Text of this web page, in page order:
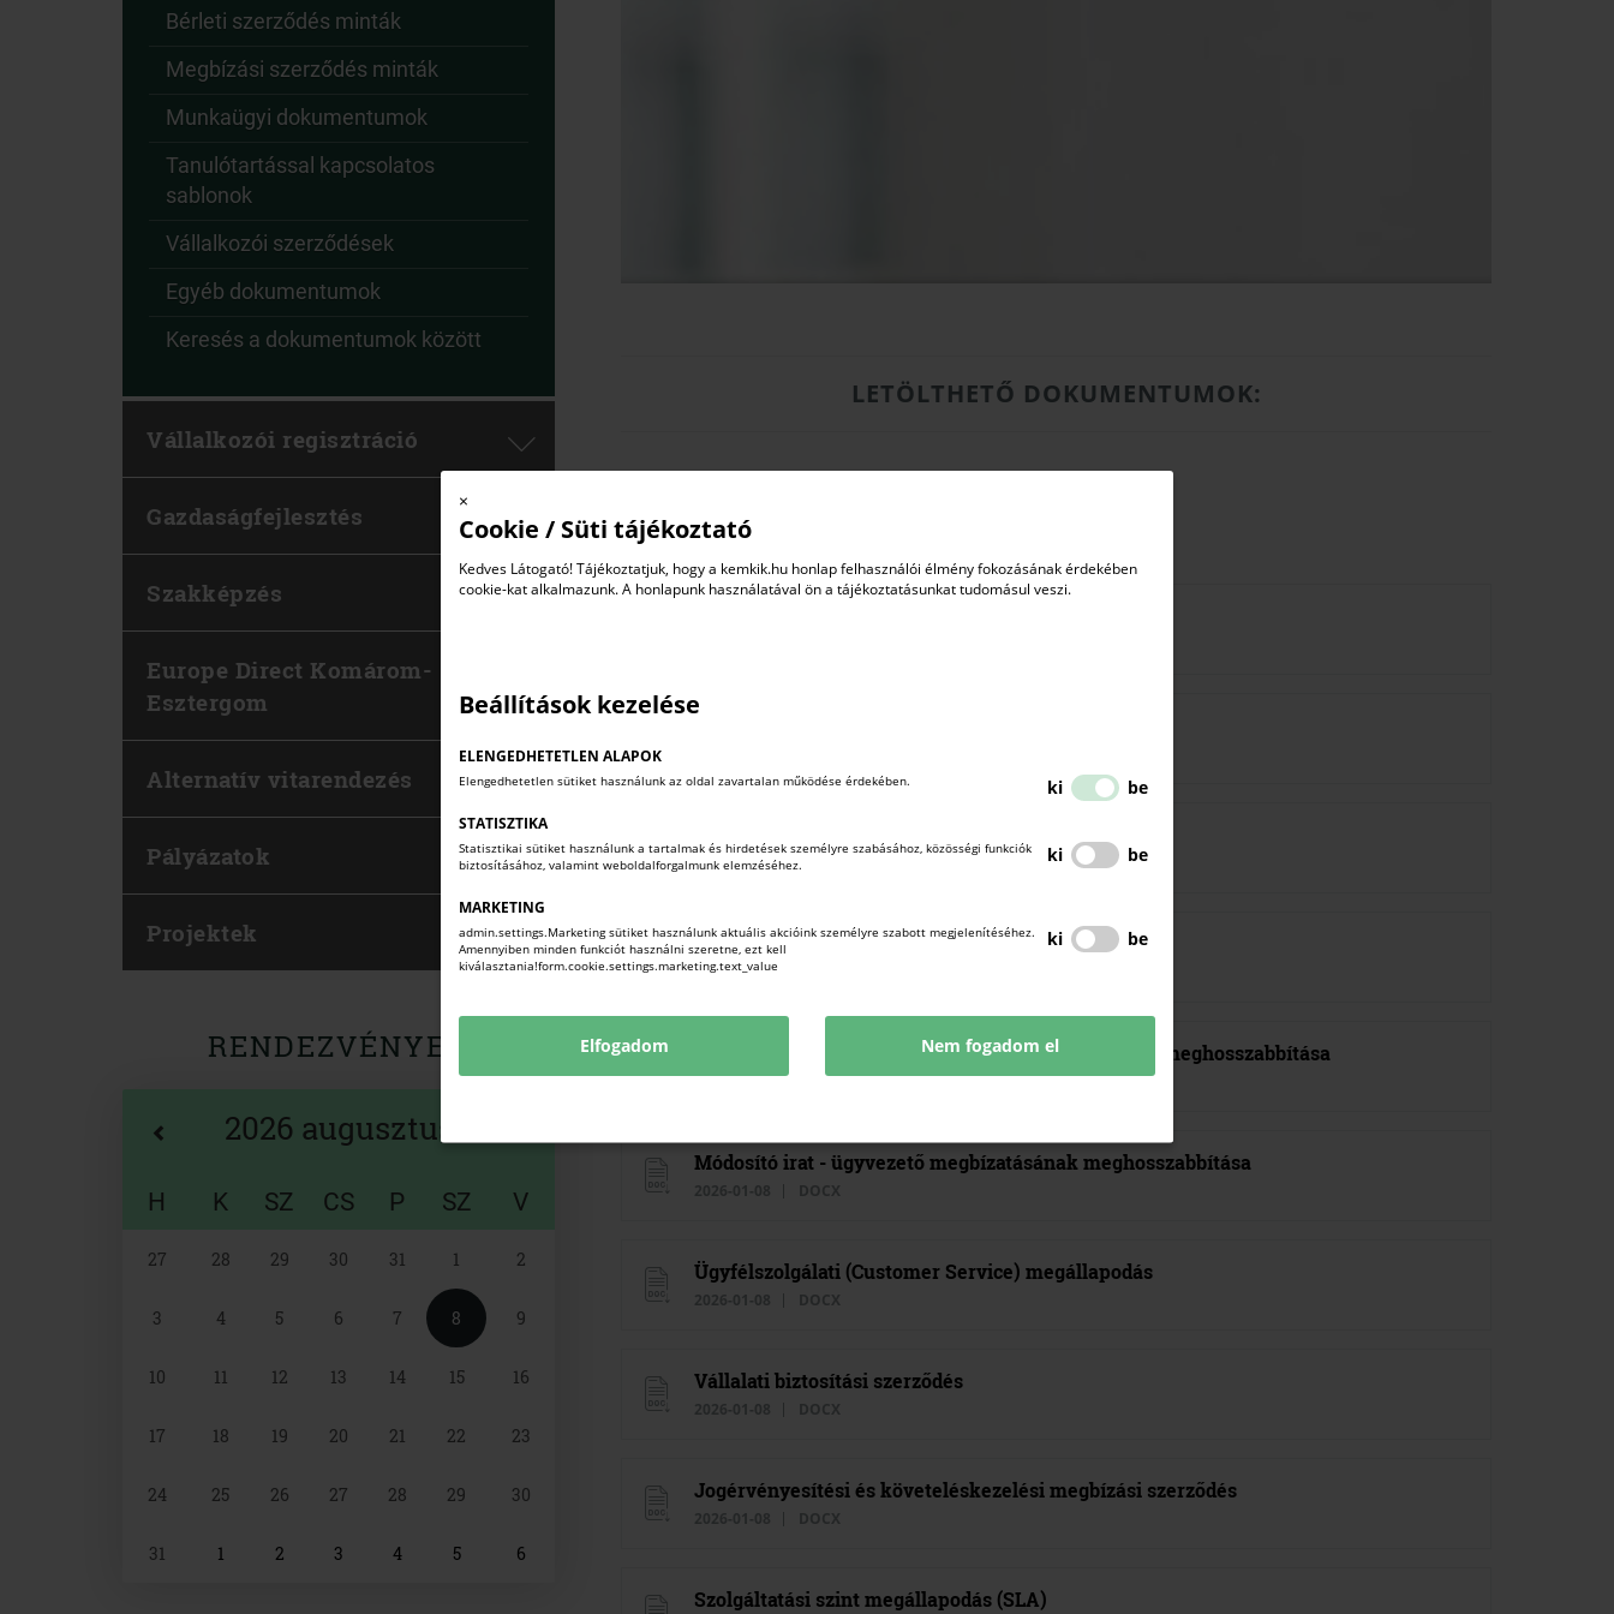
×
Cookie / Süti tájékoztató
Kedves Látogató! Tájékoztatjuk, hogy a kemkik.hu honlap felhasználói élmény fokozásának érdekében
cookie-kat alkalmazunk. A honlapunk használatával ön a tájékoztatásunkat tudomásul veszi.
Beállítások kezelése
ELENGEDHETETLEN ALAPOK
Elengedhetetlen sütiket használunk az oldal zavartalan működése érdekében. ki be
STATISZTIKA
Statisztikai sütiket használunk a tartalmak és hirdetések személyre szabásához, közösségi funkciók
biztosításához, valamint weboldalforgalmunk elemzéséhez.
ki be
MARKETING
admin.settings.Marketing sütiket használunk aktuális akcióink személyre szabott megjelenítéséhez.
Amennyiben minden funkciót használni szeretne, ezt kell
kiválasztania!form.cookie.settings.marketing.text_value
ki be
Elfogadom Nem fogadom el
Bérleti szerződés minták
Megbízási szerződés minták
Munkaügyi dokumentumok
Tanulótartással kapcsolatos
sablonok
Vállalkozói szerződések
Egyéb dokumentumok
Keresés a dokumentumok között
Vállalkozói regisztráció
Gazdaságfejlesztés
Szakképzés
Europe Direct Komárom-
Esztergom
Alternatív vitarendezés
Pályázatok
Projektek
RENDEZVÉNYEK
választó
2026 augusztus
H K SZ CS P SZ V
27 28 29 30 31 1 2
3 4 5 6 7 8 9
10 11 12 13 14 15 16
17 18 19 20 21 22 23
24 25 26 27 28 29 30
31 1 2 3 4 5 6
LETÖLTHETŐ DOKUMENTUMOK:
2025-06-02 DOC
Üzemeltetési szerződés
2026-01-08
Módosító irat - felügyelő bizottság megbízatásának meghosszabbítása
2026-01-08 DOCX
Módosító irat - ügyvezető megbízatásának meghosszabbítása
2026-01-08 DOCX
Ügyfélszolgálati (Customer Service) megállapodás
2026-01-08 DOCX
Vállalati biztosítási szerződés
2026-01-08 DOCX
Jogérvényesítési és követeléskezelési megbízási szerződés
2026-01-08 DOCX
Szolgáltatási szint megállapodás (SLA)